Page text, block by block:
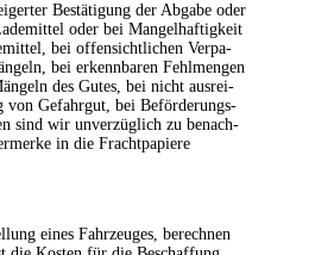
Bestä­ti­gung der Abga­be oder
oder bei Man­gel­haf­tig­keit
bei offen­sicht­li­chen Ver­pa­
bei erkenn­ba­ren Fehl­men­gen
des Gutes, bei nicht aus­rei­
von Gefahr­gut, bei Beför­de­rungs-
sind wir unver­züg­lich zu benach­
in die Fracht­pa­pie­re
eines Fahr­zeu­ges, berech­nen